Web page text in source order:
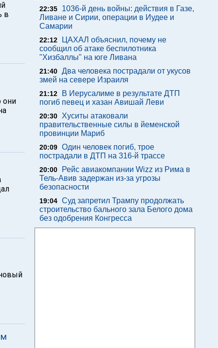
в
они
22:35
1036-й день войны: действия в Газе,
Ливане и Сирии, операции в Иудее и
Самарии
22:12
ЦАХАЛ объяснил, почему не
сообщил об атаке беспилотника
"Хизбаллы" на юге Ливана
21:40 Два человека пострадали от укусов
змей на севере Израиля
21:12
В Иерусалиме в результате ДТП
погиб певец и хазан Авишай Леви
20:30
Хуситы атаковали
правительственные силы в йеменской
провинции Мариб
20:09 Один человек погиб, трое
пострадали в ДТП на 316-й трассе
20:00
Рейс авиакомпании Wizz из Рима в
Тель-Авив задержан из-за угрозы
безопасности
19:04 Суд запретил Трампу продолжать
строительство бального зала Белого дома
без одобрения Конгресса